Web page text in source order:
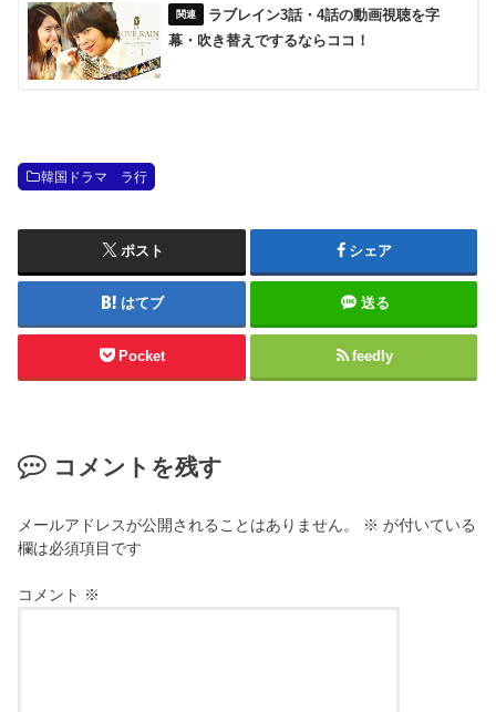
ラブレイン3話・4話の動画視聴を字
幕・吹き替えでするならココ！
韓国ドラマ ラ行
ポスト シェア
はてブ 送る
Pocket feedly
コメントを残す
メールアドレスが公開されることはありません。 ※ が付いている
欄は必須項目です
コメント ※